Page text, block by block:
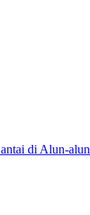
di Alun-alun